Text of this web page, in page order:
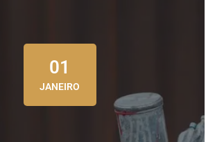
01
JANEIRO